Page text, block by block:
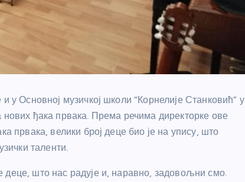
у Основној музичкој школи “Корнелије Станковић” у
нових ђака првака. Према речима директорке ове
првака, велики број деце био је на упису, што
таленти.
што нас радује и, наравно, задовољни смо.